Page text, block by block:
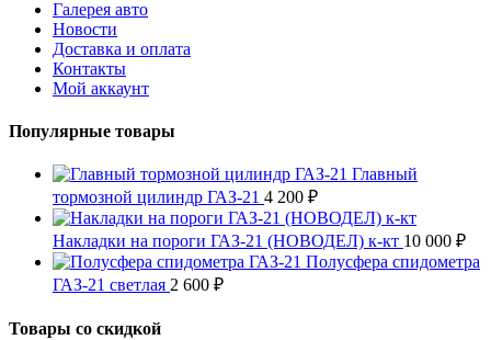
Галерея авто
Новости
Доставка и оплата
Контакты
Мой аккаунт
Популярные товары
Главный
тормозной цилиндр ГАЗ-21 4 200 ₽
Накладки на пороги ГАЗ-21 (НОВОДЕЛ) к-кт 10 000 ₽
Полусфера спидометра
ГАЗ-21 светлая 2 600 ₽
Товары со скидкой